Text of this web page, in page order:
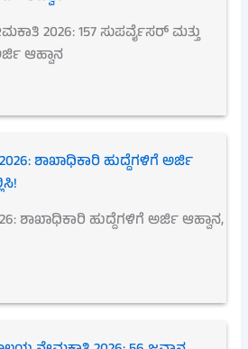
2026: 157 ಸುಪರ್ವೈಸರ್ ಮತ್ತು
ಆಹ್ವಾನ
ಶಾಖಾಧಿಕಾರಿ ಹುದ್ದೆಗಳಿಗೆ ಅರ್ಜಿ ಆಹ್ವಾನ,